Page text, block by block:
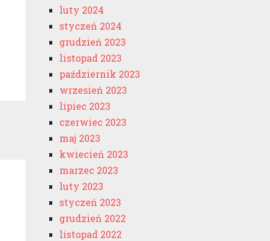
luty 2024
styczeń 2024
grudzień 2023
listopad 2023
październik 2023
wrzesień 2023
lipiec 2023
czerwiec 2023
maj 2023
kwiecień 2023
marzec 2023
luty 2023
styczeń 2023
grudzień 2022
listopad 2022